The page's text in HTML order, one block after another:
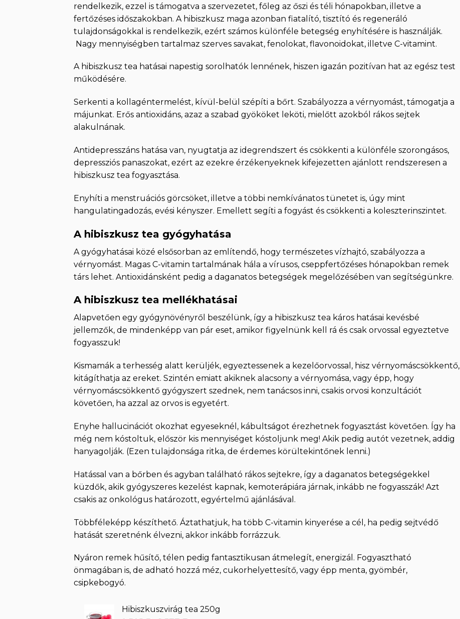
rendelkezik, ezzel is támogatva a szervezetet, főleg az őszi és téli hónapokban, illetve a
fertőzéses időszakokban. A hibiszkusz maga azonban fiatalító, tisztító és regeneráló
tulajdonságokkal is rendelkezik, ezért számos különféle betegség enyhítésére is használják.
Nagy mennyiségben tartalmaz szerves savakat, fenolokat, flavonoidokat, illetve C-vitamint.
A hibiszkusz tea hatásai napestig sorolhatók lennének, hiszen igazán pozitívan hat az egész test
működésére.
Serkenti a kollagéntermelést, kívül-belül szépíti a bőrt. Szabályozza a vérnyomást, támogatja a
májunkat. Erős antioxidáns, azaz a szabad gyököket leköti, mielőtt azokból rákos sejtek
alakulnának.
Antidepresszáns hatása van, nyugtatja az idegrendszert és csökkenti a különféle szorongásos,
depressziós panaszokat, ezért az ezekre érzékenyeknek kifejezetten ajánlott rendszeresen a
hibiszkusz tea fogyasztása.
Enyhíti a menstruációs görcsöket, illetve a többi nemkívánatos tünetet is, úgy mint
hangulatingadozás, evési kényszer. Emellett segíti a fogyást és csökkenti a koleszterinszintet.
A hibiszkusz tea gyógyhatása
A gyógyhatásai közé elsősorban az említendő, hogy természetes vízhajtó, szabályozza a
vérnyomást. Magas C-vitamin tartalmának hála a vírusos, cseppfertőzéses hónapokban remek
társ lehet. Antioxidánsként pedig a daganatos betegségek megelőzésében van segítségünkre.
A hibiszkusz tea mellékhatásai
Alapvetően egy gyógynövényről beszélünk, így a hibiszkusz tea káros hatásai kevésbé
jellemzők, de mindenképp van pár eset, amikor figyelnünk kell rá és csak orvossal egyeztetve
fogyasszuk!
Kismamák a terhesség alatt kerüljék, egyeztessenek a kezelőorvossal, hisz vérnyomáscsökkentő,
kitágíthatja az ereket. Szintén emiatt akiknek alacsony a vérnyomása, vagy épp, hogy
vérnyomáscsökkentő gyógyszert szednek, nem tanácsos inni, csakis orvosi konzultációt
követően, ha azzal az orvos is egyetért.
Enyhe hallucinációt okozhat egyeseknél, kábultságot érezhetnek fogyasztást követően. Így ha
még nem kóstoltuk, először kis mennyiséget kóstoljunk meg! Akik pedig autót vezetnek, addig
hanyagolják. (Ezen tulajdonsága ritka, de érdemes körültekintőnek lenni.)
Hatással van a bőrben és agyban található rákos sejtekre, így a daganatos betegségekkel
küzdők, akik gyógyszeres kezelést kapnak, kemoterápiára járnak, inkább ne fogyasszák! Azt
csakis az onkológus határozott, egyértelmű ajánlásával.
Többféleképp készíthető. Áztathatjuk, ha több C-vitamin kinyerése a cél, ha pedig sejtvédő
hatását szeretnénk élvezni, akkor inkább forrázzuk.
Nyáron remek hűsítő, télen pedig fantasztikusan átmelegít, energizál. Fogyasztható
önmagában is, de adható hozzá méz, cukorhelyettesítő, vagy épp menta, gyömbér,
csipkebogyó.
Hibiszkuszvirág tea 250g